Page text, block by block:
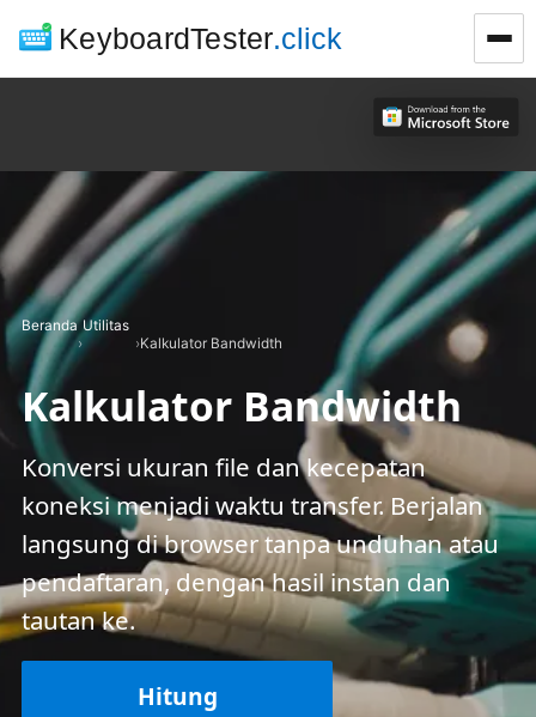
KeyboardTester.click
Beranda
›
Utilitas
›Kalkulator Bandwidth
Kalkulator Bandwidth
Konversi ukuran file dan kecepatan
koneksi menjadi waktu transfer. Berjalan
langsung di browser tanpa unduhan atau
pendaftaran, dengan hasil instan dan
tautan ke.
Hitung